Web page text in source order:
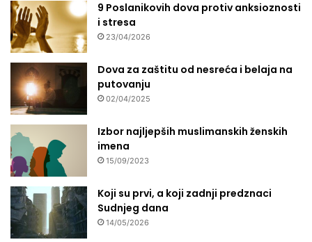
9 Poslanikovih dova protiv anksioznosti
i stresa
23/04/2026
Dova za zaštitu od nesreća i belaja na
putovanju
02/04/2025
Izbor najljepših muslimanskih ženskih
imena
15/09/2023
Koji su prvi, a koji zadnji predznaci
Sudnjeg dana
14/05/2026